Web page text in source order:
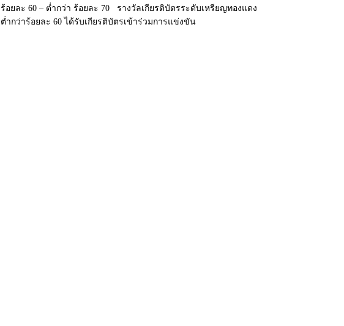
ร้อยละ 60 – ต่ำกว่า ร้อยละ 70 รางวัลเกียรติบัตรระดับเหรียญทองแดง
ต่ำกว่าร้อยละ 60 ได้รับเกียรติบัตรเข้าร่วมการแข่งขัน